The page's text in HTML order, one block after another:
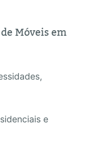
Móveis em
e